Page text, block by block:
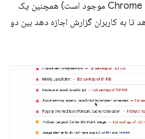
Lighthouse 12.6 (که در Chrome 137 موجود است) همچنین یک
تا به کاربران گزارش اجازه دهد بین دو